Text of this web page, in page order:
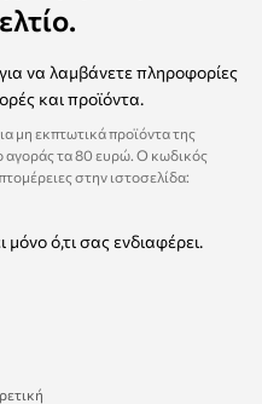
να λαμβάνετε πληροφορίες
και προϊόντα.
μη εκπτωτικά προϊόντα της
αγοράς τα 80 ευρώ. Ο κωδικός
στην ιστοσελίδα:
ό,τι σας ενδιαφέρει.